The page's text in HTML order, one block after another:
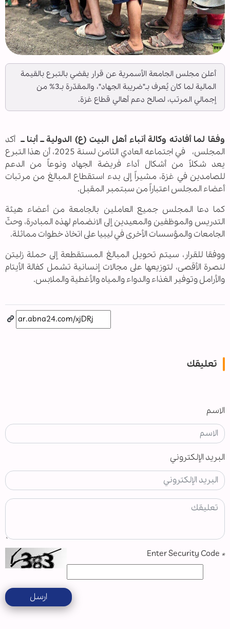
أعلن مجلس الجامعة الأسمرية عن قرار يقضي بالتبرع بالقيمة
المالية لما كان يُعرف بـ"ضريبة الجهاد"، والمقدّرة بـ3% من
إجمالي المرتب، لصالح دعم أهالي قطاع غزة.
وفقا لما أفادته وكالة أنباء أهل البيت (ع) الدولية ــ أبنا ــأكد
المجلس، في اجتماعه العادي الثامن لسنة 2025، أن هذا التبرع
يعد شكلاً من أشكال أداء فريضة الجهاد ونوعاً من الدعم
للصامدين في غزة، مشيراً إلى بدء استقطاع المبالغ من مرتبات
أعضاء المجلس اعتباراً من سبتمبر المقبل.
كما دعا المجلس جميع العاملين بالجامعة من أعضاء هيئة
التدريس والموظفين والمعيدين إلى الانضمام لهذه المبادرة، وحثّ
الجامعات والمؤسسات الأخرى في ليبيا على اتخاذ خطوات مماثلة.
ووفقا للقرار، سيتم تحويل المبالغ المستقطعة إلى حملة زليتن
لنصرة الأقصى، لتوزيعها على مجالات إنسانية تشمل كفالة الأيتام
والأرامل وتوفير الغذاء والدواء والمياه والأغطية والملابس.
تعليقك
الاسم
البريد الإلكتروني
*
ارسل